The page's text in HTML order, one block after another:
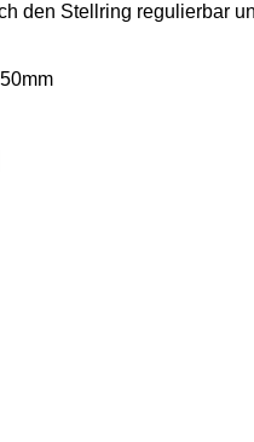
den Stellring regulierbar